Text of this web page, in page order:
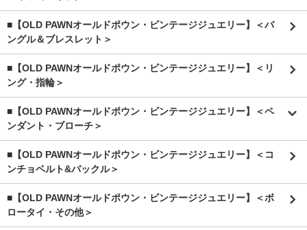
■【OLD PAWNオールドポウン・ビンテージジュエリー】＜バ
ングル＆ブレスレット＞
■【OLD PAWNオールドポウン・ビンテージジュエリー】＜リ
ング・指輪＞
■【OLD PAWNオールドポウン・ビンテージジュエリー】＜ペ
ンダント・ブローチ＞
■【OLD PAWNオールドポウン・ビンテージジュエリー】＜コ
ンチョベルト&バックル＞
■【OLD PAWNオールドポウン・ビンテージジュエリー】＜ボ
ロータイ・その他＞